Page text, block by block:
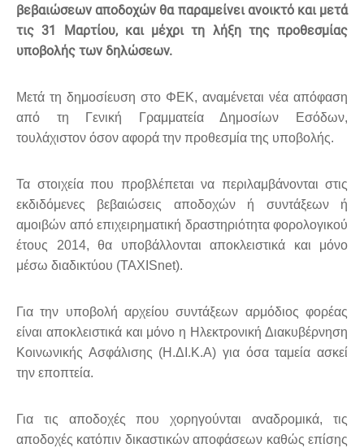
βεβαιώσεων αποδοχών θα παραμείνει ανοικτό και μετά
τις 31 Μαρτίου, και μέχρι τη λήξη της προθεσμίας
υποβολής των δηλώσεων.
Μετά τη δημοσίευση στο ΦΕΚ, αναμένεται νέα απόφαση
από τη Γενική Γραμματεία Δημοσίων Εσόδων,
τουλάχιστον όσον αφορά την προθεσμία της υποβολής.
Τα στοιχεία που προβλέπεται να περιλαμβάνονται στις
εκδιδόμενες βεβαιώσεις αποδοχών ή συντάξεων ή
αμοιβών από επιχειρηματική δραστηριότητα φορολογικού
έτους 2014, θα υποβάλλονται αποκλειστικά και μόνο
μέσω διαδικτύου (TAXISnet).
Για την υποβολή αρχείου συντάξεων αρμόδιος φορέας
είναι αποκλειστικά και μόνο η Ηλεκτρονική Διακυβέρνηση
Κοινωνικής Ασφάλισης (Η.ΔΙ.Κ.Α) για όσα ταμεία ασκεί
την εποπτεία.
Για τις αποδοχές που χορηγούνται αναδρομικά, τις
αποδοχές κατόπιν δικαστικών αποφάσεων καθώς επίσης